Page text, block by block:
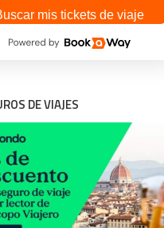
mis tickets de viaje
DE VIAJES